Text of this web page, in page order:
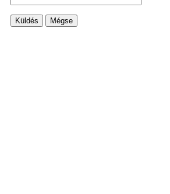
Küldés Mégse